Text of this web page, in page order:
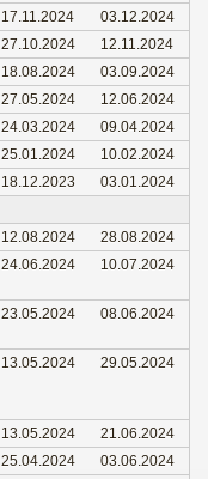
17.11.2024
03.12.2024
27.10.2024
12.11.2024
18.08.2024
03.09.2024
27.05.2024
12.06.2024
24.03.2024
09.04.2024
25.01.2024
10.02.2024
18.12.2023
03.01.2024
12.08.2024
28.08.2024
24.06.2024 10.07.2024
23.05.2024 08.06.2024
13.05.2024 29.05.2024
13.05.2024
21.06.2024
25.04.2024
03.06.2024